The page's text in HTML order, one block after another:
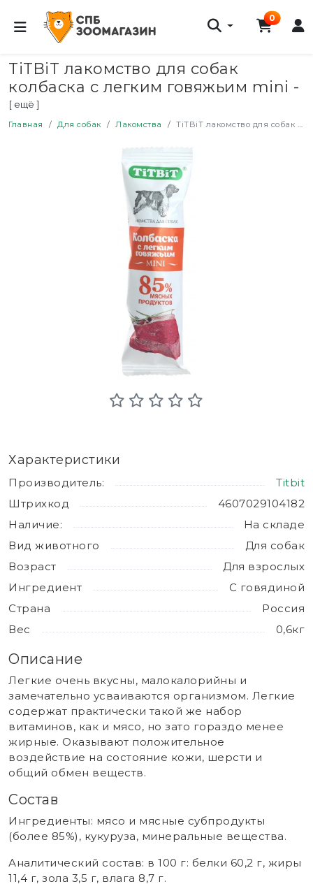
0
TiTBiT лакомство для собак
колбаска с легким говяжьим mini -
1 шт
[ ещё ]
Главная Для собак Лакомства TiTBiT лакомство для собак колбаска с легким говяжьим mini - 1 шт
Характеристики
Производитель:
Titbit
Штрихкод
4607029104182
Наличие:
На складе
Вид животного
Для собак
Возраст
Для взрослых
Ингредиент
С говядиной
Страна
Россия
Вес
0,6кг
Описание
Легкие очень вкусны, малокалорийны и
замечательно усваиваются организмом. Легкие
содержат практически такой же набор
витаминов, как и мясо, но зато гораздо менее
жирные. Оказывают положительное
воздействие на состояние кожи, шерсти и
общий обмен веществ.
Состав
Ингредиенты: мясо и мясные субпродукты
(более 85%), кукуруза, минеральные вещества.
Аналитический состав: в 100 г: белки 60,2 г, жиры
11,4 г, зола 3,5 г, влага 8,7 г.